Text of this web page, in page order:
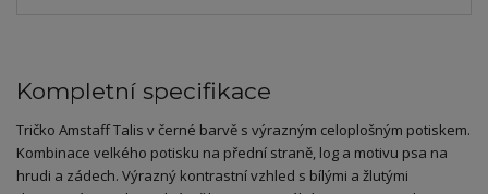
Kompletní specifikace
Tričko Amstaff Talis v černé barvě s výrazným celoplošným potiskem.
Kombinace velkého potisku na přední straně, log a motivu psa na
hrudi a zádech. Výrazný kontrastní vzhled s bílými a žlutými